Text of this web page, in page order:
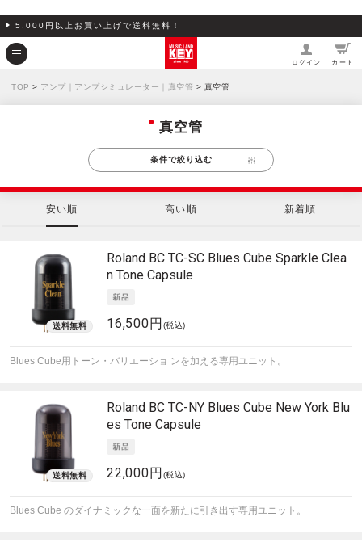
5,000円以上お買い上げで送料無料！
ログイン カート
TOP > アンプ｜アンプシミュレーター｜真空管 > 真空管
真空管
条件で絞り込む
安い順 高い順 新着順
Roland BC TC-SC Blues Cube Sparkle Clea
n Tone Capsule
16,500円 (税込)
Blues Cube用トーン・バリエーショ ンを加える専用ユニット。
Roland BC TC-NY Blues Cube New York Blu
es Tone Capsule
22,000円 (税込)
Blues Cube のダイナミックな一面を新たに引き出す専用ユニット。